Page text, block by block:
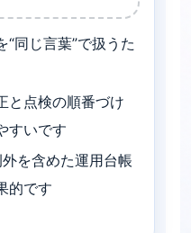
同じ言葉”で扱うた
と点検の順番づけ
すいです
を含めた運用台帳
的です